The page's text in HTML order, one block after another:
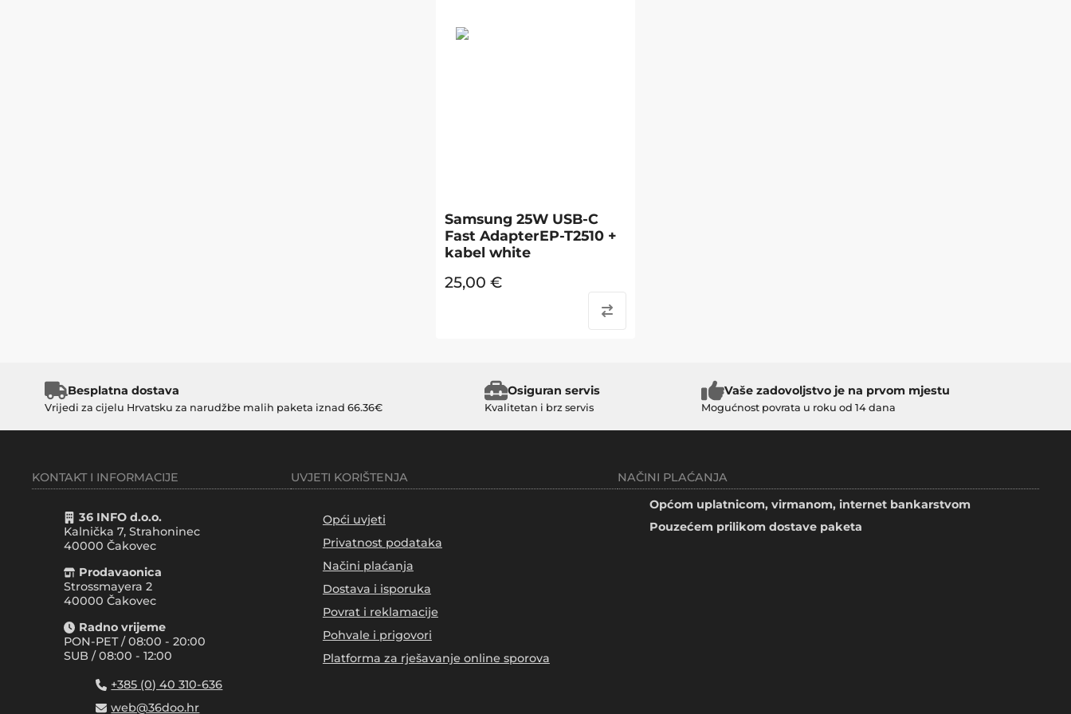
Samsung 25W USB-C
Fast AdapterEP-T2510 +
kabel white
25,00 €
Besplatna dostava
Vrijedi za cijelu Hrvatsku za narudžbe malih paketa iznad 66.36€
Osiguran servis
Kvalitetan i brz servis
Vaše zadovoljstvo je na prvom mjestu
Mogućnost povrata u roku od 14 dana
KONTAKT I INFORMACIJE
36 INFO d.o.o.
Kalnička 7, Strahoninec
40000 Čakovec
Prodavaonica
Strossmayera 2
40000 Čakovec
Radno vrijeme
PON-PET / 08:00 - 20:00
SUB / 08:00 - 12:00
+385 (0) 40 310-636
web@36doo.hr
UVJETI KORIŠTENJA
Opći uvjeti
Privatnost podataka
Načini plaćanja
Dostava i isporuka
Povrat i reklamacije
Pohvale i prigovori
Platforma za rješavanje online sporova
NAČINI PLAĆANJA
Općom uplatnicom, virmanom, internet bankarstvom
Pouzećem prilikom dostave paketa